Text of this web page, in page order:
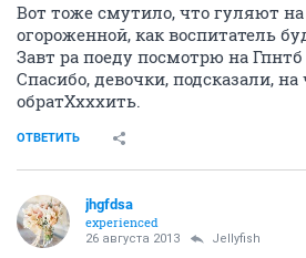
Вот тоже смутило, что гуляют
огороженной, как воспитатель
Завт ра поеду посмотрю на Гпнтб
Спасибо, девочки, подсказали,
обратХхххить.
ОТВЕТИТЬ
jhgfdsa
experienced
26 августа 2013 Jellyfish